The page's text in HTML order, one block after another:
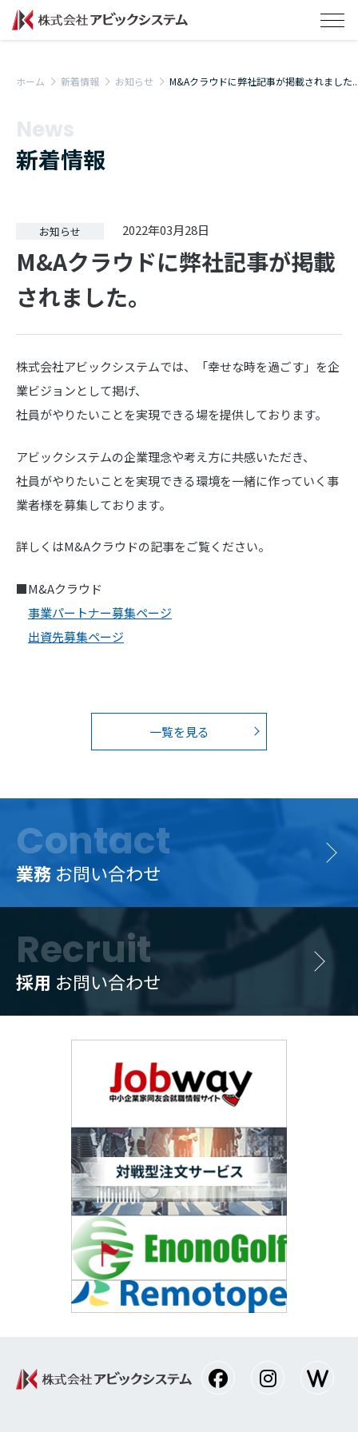
ホーム 新着情報 お知らせ M&Aクラウドに弊社記事が掲載されました
News
新着情報
お知らせ 2022年03月28日
M&Aクラウドに弊社記事が掲載
されました。
株式会社アビックシステムでは、「幸せな時を過ごす」を企
業ビジョンとして掲げ、
社員がやりたいことを実現できる場を提供しております。
アビックシステムの企業理念や考え方に共感いただき、
社員がやりたいことを実現できる環境を一緒に作っていく事
業者様を募集しております。
詳しくはM&Aクラウドの記事をご覧ください。
■M&Aクラウド
事業パートナー募集ページ
出資先募集ページ
一覧を見る
Contact
業務 お問い合わせ
Recruit
採用 お問い合わせ